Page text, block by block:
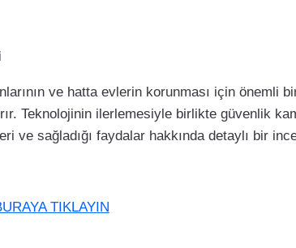
ve hatta evlerin korunması için önemli
Teknolojinin ilerlemesiyle birlikte güvenlik
ve sağladığı faydalar hakkında detaylı bir
TIKLAYIN